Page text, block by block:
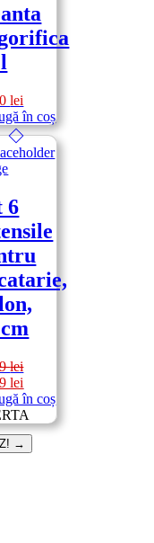
lei
în coș
6
lei
lei.
lei
curent
este:
34.99 lei.
în coș
→